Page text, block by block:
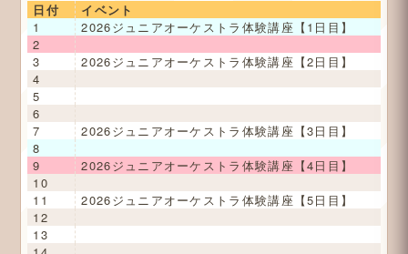
日付
イベント
1
2026ジュニアオーケストラ体験講座【1日目】
2
3
2026ジュニアオーケストラ体験講座【2日目】
4
5
6
7
2026ジュニアオーケストラ体験講座【3日目】
8
9
2026ジュニアオーケストラ体験講座【4日目】
10
11
2026ジュニアオーケストラ体験講座【5日目】
12
13